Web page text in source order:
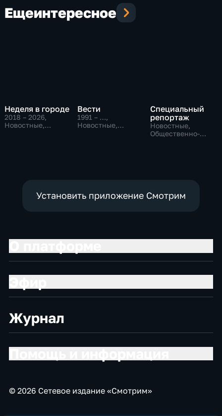
Ещеинтересное
Неделя в городе
2018 – 2026,
Новостные,
Вести
1991 – …,
Новостные,
Специальный
репортаж
Новостные,
Общественно-
Установить приложение Смотрим
Журнал
© 2026 Сетевое издание «Смотрим»